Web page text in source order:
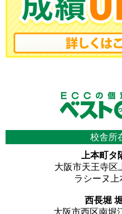
校舎所
上本町タ
大阪市天王寺区
ラシーヌ
西長堀
大阪市西区南堀